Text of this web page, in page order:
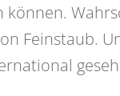
können.
Feinstaub.